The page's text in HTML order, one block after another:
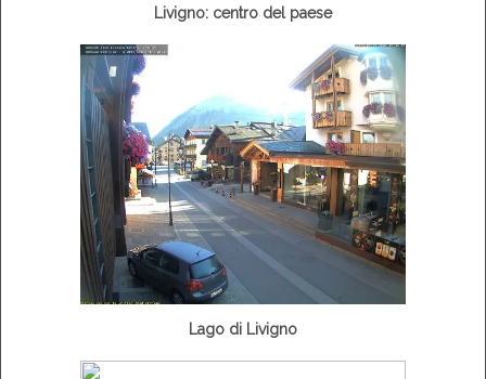
Livigno: centro del paese
Lago di Livigno